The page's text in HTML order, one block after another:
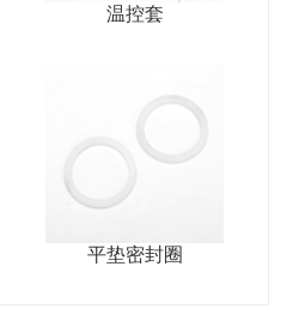
温控套
平垫密封圈